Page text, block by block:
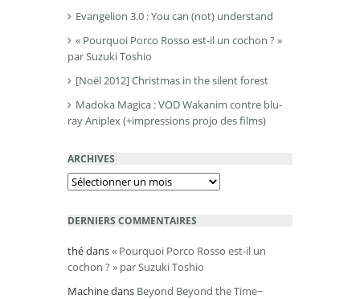
Evangelion 3.0 : You can (not) understand
« Pourquoi Porco Rosso est-il un cochon ? »
par Suzuki Toshio
[Noël 2012] Christmas in the silent forest
Madoka Magica : VOD Wakanim contre blu-
ray Aniplex (+impressions projo des films)
ARCHIVES
Archives
DERNIERS COMMENTAIRES
thédans« Pourquoi Porco Rosso est-il un
cochon ? » par Suzuki Toshio
Machinedans Beyond Beyond the Time~